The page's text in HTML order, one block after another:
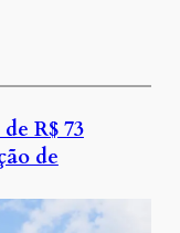
R$ 73
de